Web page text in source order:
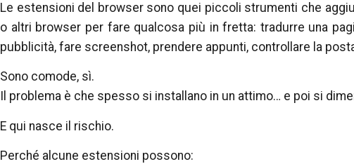
Le estensioni del browser sono quei piccoli strumenti che
o altri browser per fare qualcosa più in fretta: tradurre una
pubblicità, fare screenshot, prendere appunti, controllare la
Sono comode, sì.
Il problema è che spesso si installano in un attimo… e poi si
E qui nasce il rischio.
Perché alcune estensioni possono: